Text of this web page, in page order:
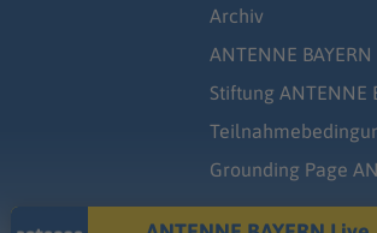
Archiv
ANTENNE BAYERN
Stiftung ANTENNE
Grounding Page